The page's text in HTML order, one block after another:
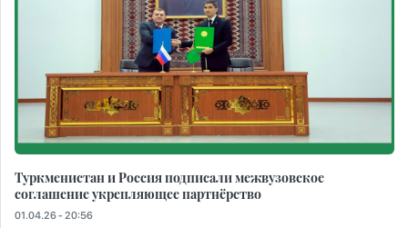
Туркменистан и Россия подписали межвузовское
соглашение укрепляющее партнёрство
01.04.26 - 20:56